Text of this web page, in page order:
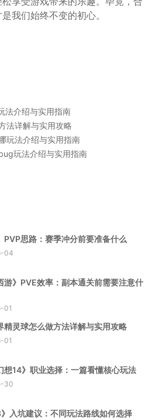
我们始终不变的初心。
法介绍与实用指南
法详解与实用攻略
玩法介绍与实用指南
玩法介绍与实用指南
PVP思路：赛季冲分前要准备什么
04
游》PVE效率：副本通关前需要注意什
01
精灵球怎么做方法详解与实用攻略
01
想14》职业选择：一篇看懂核心玩法
30
》入坑建议：不同玩法路线如何选择